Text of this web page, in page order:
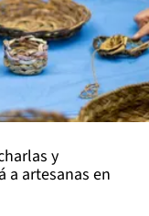
y
a artesanas en